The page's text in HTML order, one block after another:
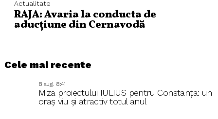
Actualitate
RAJA: Avaria la conducta de
aducțiune din Cernavodă
Cele mai recente
8 aug.. 8:41
Miza proiectului IULIUS pentru Constanța: un
oraș viu și atractiv totul anul